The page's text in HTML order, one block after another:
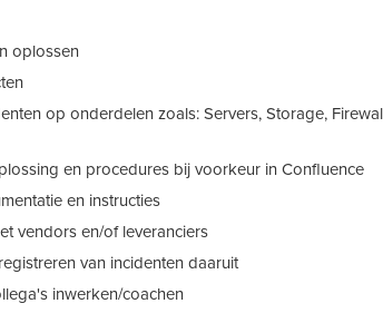
oplossen
op onderdelen zoals: Servers, Storage,
en procedures bij voorkeur in Confluence
en instructies
vendors en/of leveranciers
van incidenten daaruit
inwerken/coachen